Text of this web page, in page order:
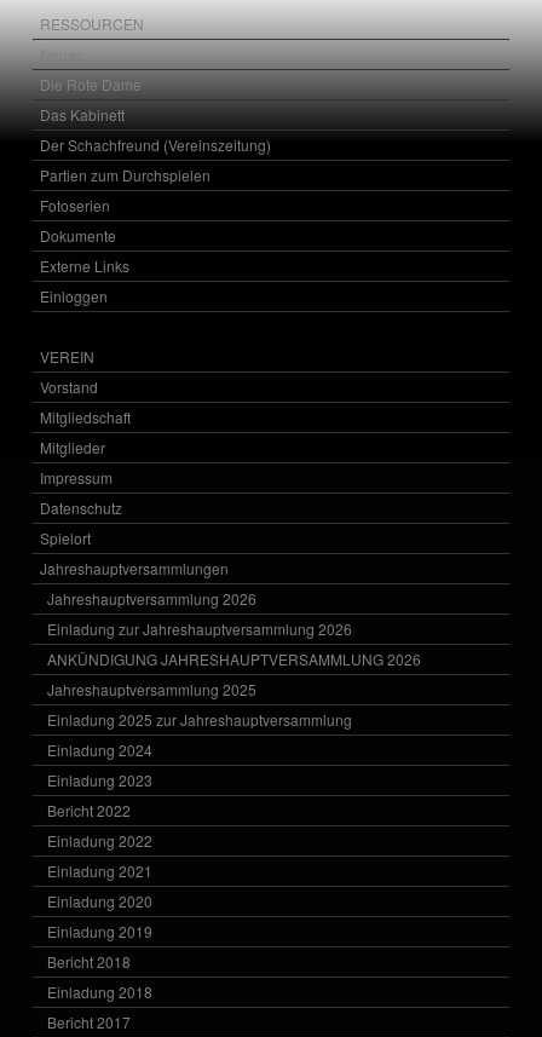
RESSOURCEN
Die Rote Dame
Das Kabinett
Der Schachfreund (Vereinszeitung)
Partien zum Durchspielen
Fotoserien
Dokumente
Externe Links
Einloggen
VEREIN
Vorstand
Mitgliedschaft
Mitglieder
Impressum
Datenschutz
Spielort
Jahreshauptversammlungen
Jahreshauptversammlung 2026
Einladung zur Jahreshauptversammlung 2026
ANKÜNDIGUNG JAHRESHAUPTVERSAMMLUNG 2026
Jahreshauptversammlung 2025
Einladung 2025 zur Jahreshauptversammlung
Einladung 2024
Einladung 2023
Bericht 2022
Einladung 2022
Einladung 2021
Einladung 2020
Einladung 2019
Bericht 2018
Einladung 2018
Bericht 2017